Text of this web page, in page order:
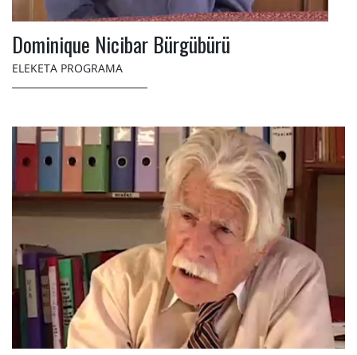
Dominique Nicibar Bürgübürü
ELEKETA PROGRAMA